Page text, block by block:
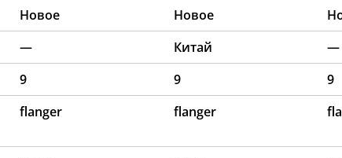
Новое Новое
— Китай
—
9 9 9
flanger flanger